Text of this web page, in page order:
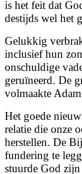
is het feit dat
destijds wel het
Gelukkig
inclusief hun
onschuldige
geruïneerd. De
volmaakte
Het goede
relatie die onze
herstellen. De
fundering te
stuurde God zijn